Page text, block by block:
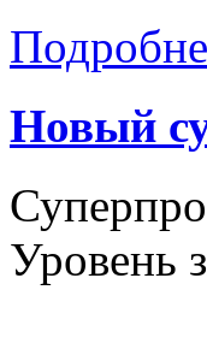
Новый
Уровень